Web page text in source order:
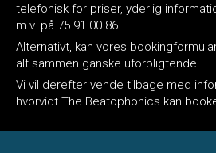
telefonisk for priser, yderlig
m.v. på 75 91 00 86
Alternativt, kan vores
alt sammen ganske uforpligtende.
Vi vil derefter vende tilbage med
hvorvidt The Beatophonics kan